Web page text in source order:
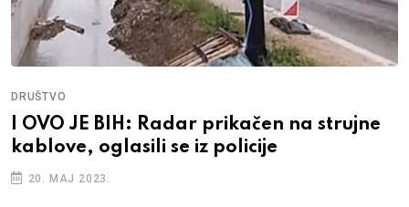
DRUŠTVO
I OVO JE BIH: Radar prikačen na strujne
kablove, oglasili se iz policije
20. MAJ 2023.